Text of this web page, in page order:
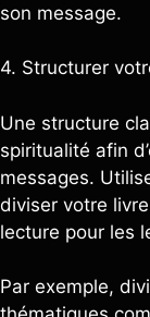
son message.
4. Structurer
Une structure
spiritualité afin
messages.
diviser votre
lecture pour les
Par exemple,